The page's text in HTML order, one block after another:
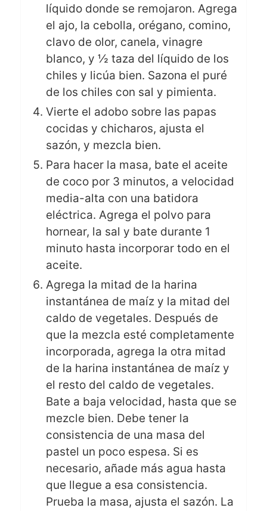
líquido donde se remojaron. Agrega
el ajo, la cebolla, orégano, comino,
clavo de olor, canela, vinagre
blanco, y ½ taza del líquido de los
chiles y licúa bien. Sazona el puré
de los chiles con sal y pimienta.
Vierte el adobo sobre las papas
cocidas y chicharos, ajusta el
sazón, y mezcla bien.
Para hacer la masa, bate el aceite
de coco por 3 minutos, a velocidad
media-alta con una batidora
eléctrica. Agrega el polvo para
hornear, la sal y bate durante 1
minuto hasta incorporar todo en el
aceite.
Agrega la mitad de la harina
instantánea de maíz y la mitad del
caldo de vegetales. Después de
que la mezcla esté completamente
incorporada, agrega la otra mitad
de la harina instantánea de maíz y
el resto del caldo de vegetales.
Bate a baja velocidad, hasta que se
mezcle bien. Debe tener la
consistencia de una masa del
pastel un poco espesa. Si es
necesario, añade más agua hasta
que llegue a esa consistencia.
Prueba la masa, ajusta el sazón. La